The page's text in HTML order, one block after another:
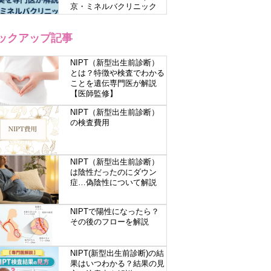
京・ミネルバクリニック
クアップ記事
NIPT（新型出生前診断）
とは？特徴や検査でわかる
ことを遺伝専門医が解説
【医師監修】
NIPT（新型出生前診断）
の検査費用
NIPT（新型出生前診断）
は陰性だったのにダウン
症…偽陰性について解説
NIPTで陽性になったら？
その後のフローを解説
NIPT(新型出生前診断)の結
果はいつわかる？結果の見